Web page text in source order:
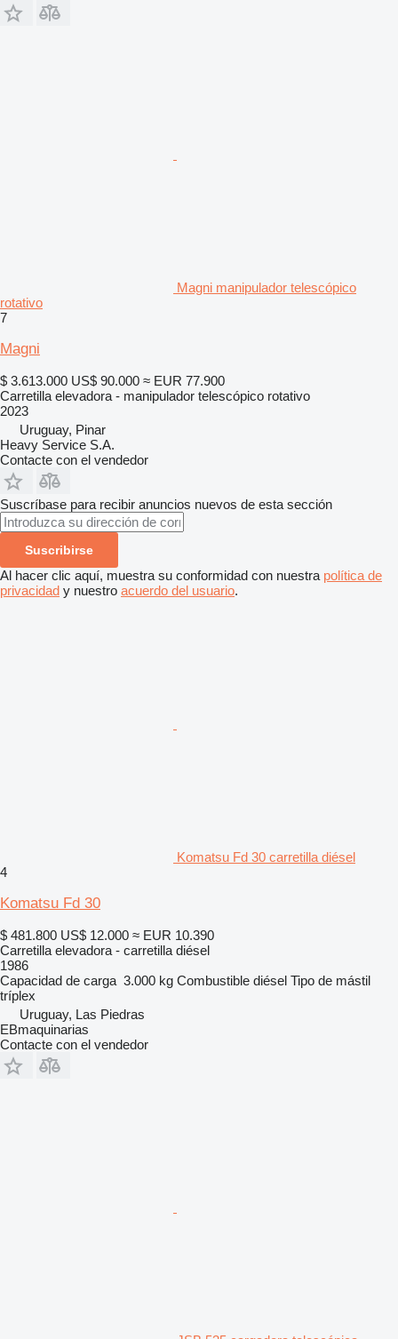
Magni manipulador telescópico
rotativo
7
Magni
$ 3.613.000 US$ 90.000 ≈ EUR 77.900
Carretilla elevadora - manipulador telescópico rotativo
2023
Uruguay, Pinar
Heavy Service S.A.
Contacte con el vendedor
Suscríbase para recibir anuncios nuevos de esta sección
Suscribirse
Al hacer clic aquí, muestra su conformidad con nuestra política de
privacidad y nuestro acuerdo del usuario.
Komatsu Fd 30 carretilla diésel
4
Komatsu Fd 30
$ 481.800 US$ 12.000 ≈ EUR 10.390
Carretilla elevadora - carretilla diésel
1986
Capacidad de carga 3.000 kg Combustible diésel Tipo de mástil
tríplex
Uruguay, Las Piedras
EBmaquinarias
Contacte con el vendedor